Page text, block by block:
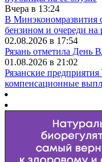
Вчера в 13:24
В Минэкономразвития
бензином и очереди на
02.08.2026 в 17:54
Рязань отметила День
01.08.2026 в 21:02
Рязанские
компенсационные